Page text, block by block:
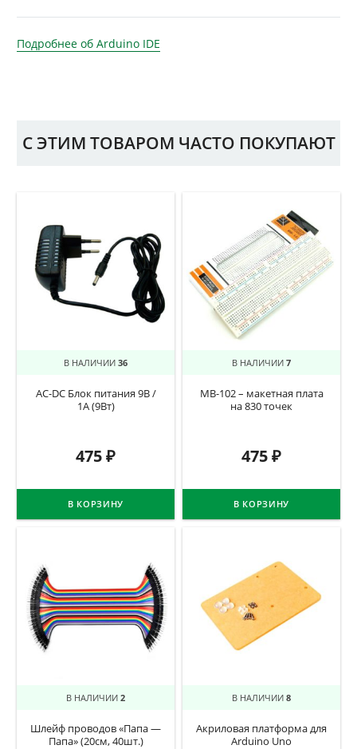
Подробнее об Arduino IDE
С ЭТИМ ТОВАРОМ ЧАСТО ПОКУПАЮТ
В НАЛИЧИИ 36
AC-DC Блок питания 9В /
1А (9Вт)
475₽
В КОРЗИНУ
В НАЛИЧИИ 7
MB-102 – макетная плата
на 830 точек
475₽
В КОРЗИНУ
В НАЛИЧИИ 2
Шлейф проводов «Папа —
Папа» (20см, 40шт.)
В НАЛИЧИИ 8
Акриловая платформа для
Arduino Uno